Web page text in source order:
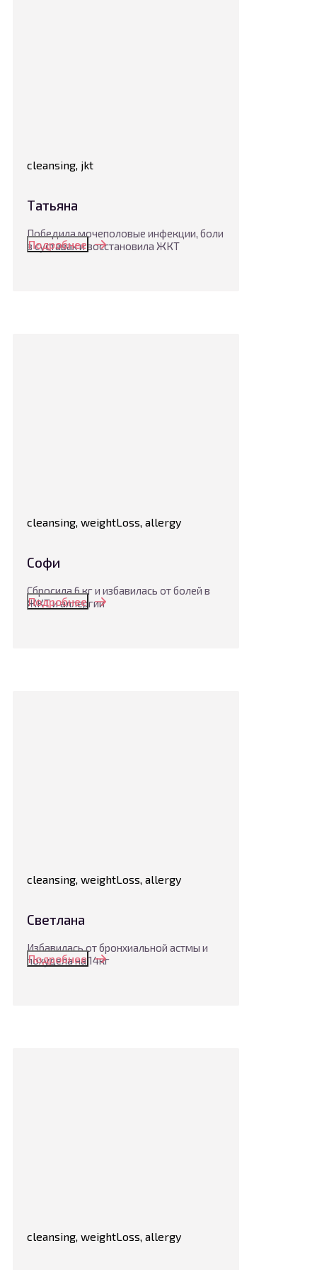
cleansing, jkt
Татьяна
Победила мочеполовые инфекции, боли
в суставах и восстановила ЖКТ
Подробнее
cleansing, weightLoss, allergy
Софи
Сбросила 6 кг и избавилась от болей в
ЖКТ и аллергии
Подробнее
cleansing, weightLoss, allergy
Светлана
Избавилась от бронхиальной астмы и
похудела на 14кг
Подробнее
cleansing, weightLoss, allergy